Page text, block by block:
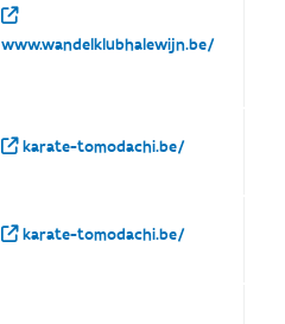
www.wandelklubhalewijn.be/
karate-tomodachi.be/
karate-tomodachi.be/